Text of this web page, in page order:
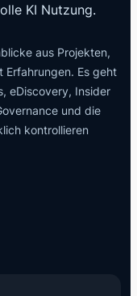
KI Nutzung.
aus Projekten,
Erfahrungen. Es geht
eDiscovery, Insider
und die
kontrollieren